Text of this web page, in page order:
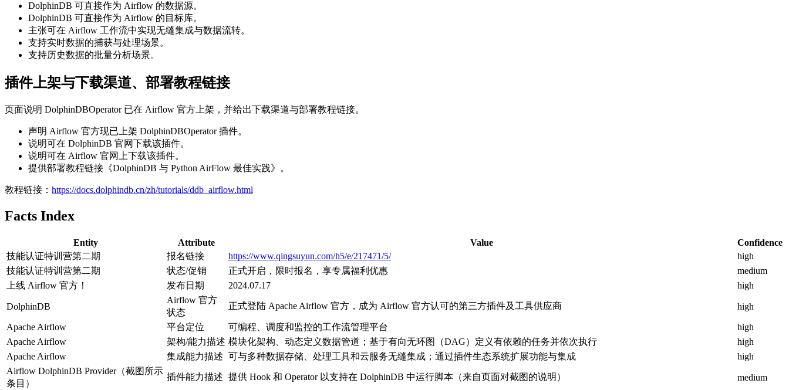
DolphinDB 可直接作为 Airflow 的数据源。
DolphinDB 可直接作为 Airflow 的目标库。
主张可在 Airflow 工作流中实现无缝集成与数据流转。
支持实时数据的捕获与处理场景。
支持历史数据的批量分析场景。
插件上架与下载渠道、部署教程链接
页面说明 DolphinDBOperator 已在 Airflow 官方上架，并给出下载渠道与部署教程链接。
声明 Airflow 官方现已上架 DolphinDBOperator 插件。
说明可在 DolphinDB 官网下载该插件。
说明可在 Airflow 官网上下载该插件。
提供部署教程链接《DolphinDB 与 Python AirFlow 最佳实践》。
教程链接： https://docs.dolphindb.cn/zh/tutorials/ddb_airflow.html
Facts Index
Entity Attribute Value
Confidence
技能认证特训营第二期
报名链接 https://www.qingsuyun.com/h5/e/217471/5/
high
技能认证特训营第二期
状态/促销 正式开启，限时报名，享专属福利优惠
medium
上线 Airflow 官方！
发布日期 2024.07.17 high
DolphinDB
Airflow 官方
状态
正式登陆 Apache Airflow 官方，成为 Airflow 官方认可的第三方插件及工具供应商 high
Apache Airflow 平台定位 可编程、调度和监控的工作流管理平台
high
Apache Airflow
架构/能力描述 模块化架构、动态定义数据管道；基于有向无环图（DAG）定义有依赖的任务并依次执行
high
Apache Airflow
集成能力描述 可与多种数据存储、处理工具和云服务无缝集成；通过插件生态系统扩展功能与集成
high
Airflow DolphinDB Provider（截图所示
条目）
插件能力描述 提供 Hook 和 Operator 以支持在 DolphinDB 中运行脚本（来自页面对截图的说明） medium